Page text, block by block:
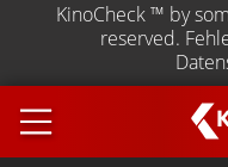
KinoCheck ™ by
reserved.